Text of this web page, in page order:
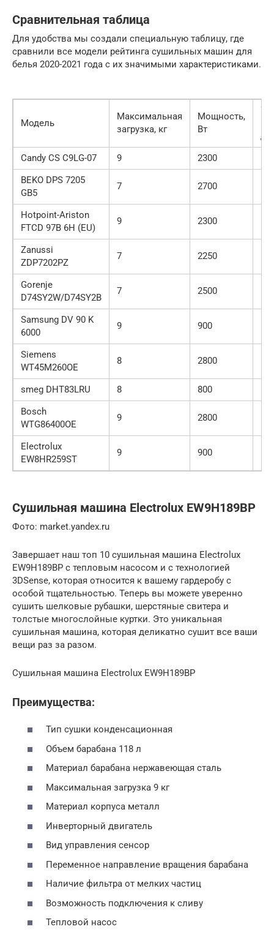
Сравнительная таблица
Для удобства мы создали специальную таблицу, где
сравнили все модели рейтинга сушильных машин для
белья 2020-2021 года с их значимыми характеристиками.
Модель
Максимальная
загрузка, кг
Мощность,
Вт
дБ
Candy CS C9LG-07
9 2300
BEKO DPS 7205
GB5
7 2700
Hotpoint-Ariston
FTCD 97B 6H (EU)
9 2300
Zanussi
ZDP7202PZ
7 2250
Gorenje
D74SY2W/D74SY2B
7 2500
Samsung DV 90 K
6000
9 900
Siemens
WT45M260OE
8 2800
smeg DHT83LRU 8 800
Bosch
WTG86400OE
9 2800
Electrolux
EW8HR259ST
9 900
Сушильная машина Electrolux EW9H189BP
Фото: market.yandex.ru
Завершает наш топ 10 сушильная машина Electrolux
EW9H189BP с тепловым насосом и с технологией
3DSense, которая относится к вашему гардеробу с
особой тщательностью. Теперь вы можете уверенно
сушить шелковые рубашки, шерстяные свитера и
толстые многослойные куртки. Это уникальная
сушильная машина, которая деликатно сушит все ваши
вещи раз за разом.
Сушильная машина Electrolux EW9H189BP
Преимущества:
Тип сушки конденсационная
Объем барабана 118 л
Материал барабана нержавеющая сталь
Максимальная загрузка 9 кг
Материал корпуса металл
Инверторный двигатель
Вид управления сенсор
Переменное направление вращения барабана
Наличие фильтра от мелких частиц
Возможность подключения к сливу
Тепловой насос